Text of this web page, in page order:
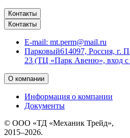
Контакты
Контакты
E-mail: mt.perm@mail.ru
Парковый614097, Россия, г.
23 (ТЦ «Парк Авеню», вход с
О компании
Информация о компании
Документы
© ООО «ТД «Механик Трейд»,
2015–2026.